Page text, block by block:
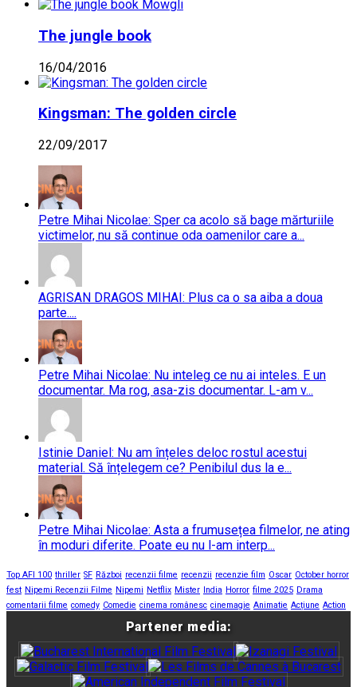
The jungle book
16/04/2016
Kingsman: The golden circle
22/09/2017
Petre Mihai Nicolae: Sper ca acolo să bage mărturiile
victimelor, nu să continue oda oamenilor care a...
AGRISAN DRAGOS MIHAI: Plus ca o sa aiba a doua
parte....
Petre Mihai Nicolae: Nu inteleg ce nu ai inteles. E un
documentar. Ma rog, asa-zis documentar. L-am v...
Istinie Daniel: Nu am înțeles deloc rostul acestui
material. Să înțelegem ce? Penibilul dus la e...
Petre Mihai Nicolae: Asta a frumusețea filmelor, ne ating
în moduri diferite. Poate eu nu l-am interp...
Top AFI 100 thriller SF Război recenzii filme recenzii recenzie film Oscar October horror
fest Nipemi Recenzii Filme Nipemi Netflix Mister India Horror filme 2025 Drama
comentarii filme comedy Comedie cinema românesc cinemagie Animatie Acțiune Action
Partener media: